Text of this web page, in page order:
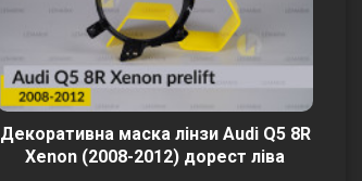
Декоративна маска лінзи Audi Q5 8R
Xenon (2008-2012) дорест ліва